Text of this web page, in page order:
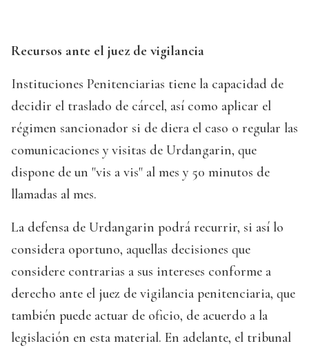
Recursos ante el juez de vigilancia
Instituciones Penitenciarias tiene la capacidad de
decidir el traslado de cárcel, así como aplicar el
régimen sancionador si de diera el caso o regular las
comunicaciones y visitas de Urdangarin, que
dispone de un "vis a vis" al mes y 50 minutos de
llamadas al mes.
La defensa de Urdangarin podrá recurrir, si así lo
considera oportuno, aquellas decisiones que
considere contrarias a sus intereses conforme a
derecho ante el juez de vigilancia penitenciaria, que
también puede actuar de oficio, de acuerdo a la
legislación en esta material. En adelante, el tribunal